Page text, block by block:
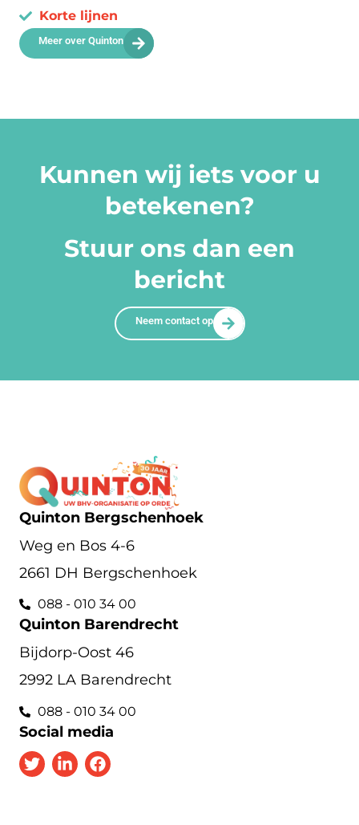
Korte lijnen
Meer over Quinton
Kunnen wij iets voor u
betekenen?
Stuur ons dan een
bericht
Neem contact op
Quinton Bergschenhoek
Weg en Bos 4-6
2661 DH Bergschenhoek
088 - 010 34 00
Quinton Barendrecht
Bijdorp-Oost 46
2992 LA Barendrecht
088 - 010 34 00
Social media